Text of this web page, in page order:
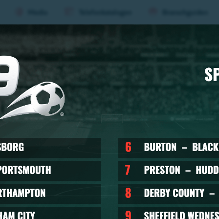
(nivå
1)